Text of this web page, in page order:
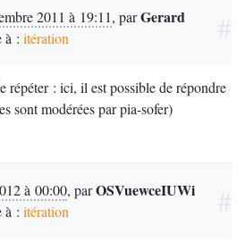
2011 à 19:11, parGerard
à : itération
répéter : ici, il est possible de répondre
sont modérées par pia-sofer)
à 00:00, parOSVuewceIUWi
à : itération